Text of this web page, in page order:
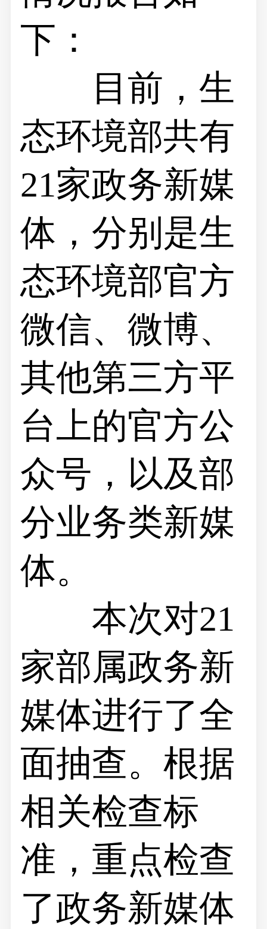
下：
目前，生
态环境部共有
21家政务新媒
体，分别是生
态环境部官方
微信、微博、
其他第三方平
台上的官方公
众号，以及部
分业务类新媒
体。
本次对21
家部属政务新
媒体进行了全
面抽查。根据
相关检查标
准，重点检查
了政务新媒体